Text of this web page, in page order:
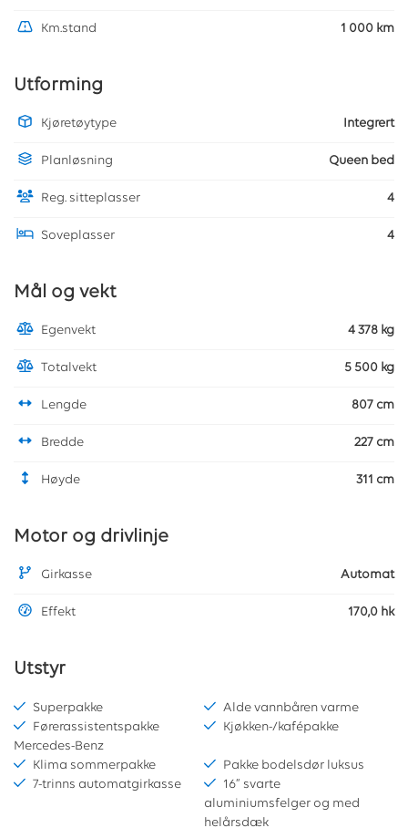
Km.stand 1 000 km
Utforming
Kjøretøytype Integrert
Planløsning Queen bed
Reg. sitteplasser 4
Soveplasser 4
Mål og vekt
Egenvekt 4 378 kg
Totalvekt 5 500 kg
Lengde 807 cm
Bredde 227 cm
Høyde 311 cm
Motor og drivlinje
Girkasse Automat
Effekt 170,0 hk
Utstyr
Superpakke
Alde vannbåren varme
Førerassistentspakke
Mercedes-Benz
Kjøkken-/kafépakke
Klima sommerpakke
Pakke bodelsdør luksus
7-trinns automatgirkasse
16” svarte
aluminiumsfelger og med
helårsdæk